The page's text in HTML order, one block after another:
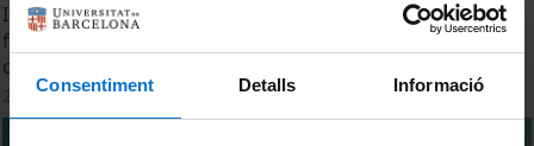
Consentiment Detalls Informació
II Jornada sobre Competència lingüística en català dels
futurs docents. Conclusions de la jornada i perspectives
de futur
28 February, 2025